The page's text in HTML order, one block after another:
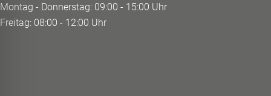
Montag - Donnerstag: 09:00 - 15:00 Uhr
Freitag: 08:00 - 12:00 Uhr